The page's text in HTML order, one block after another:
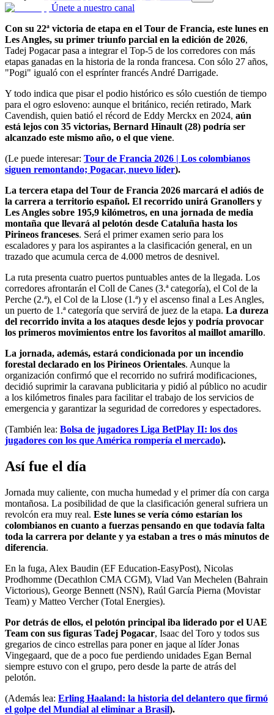
Únete a nuestro canal
Con su 22ª victoria de etapa en el Tour de Francia, este lunes en
Les Angles, su primer triunfo parcial en la edición de 2026,
Tadej Pogacar pasa a integrar el Top-5 de los corredores con más
etapas ganadas en la historia de la ronda francesa. Con sólo 27 años,
"Pogi" igualó con el esprínter francés André Darrigade.
Y todo indica que pisar el podio histórico es sólo cuestión de tiempo
para el ogro esloveno: aunque el británico, recién retirado, Mark
Cavendish, quien batió el récord de Eddy Merckx en 2024, aún
está lejos con 35 victorias, Bernard Hinault (28) podría ser
alcanzado este mismo año, o el que viene.
(Le puede interesar: Tour de Francia 2026 | Los colombianos
siguen remontando; Pogacar, nuevo líder).
La tercera etapa del Tour de Francia 2026 marcará el adiós de
la carrera a territorio español. El recorrido unirá Granollers y
Les Angles sobre 195,9 kilómetros, en una jornada de media
montaña que llevará al pelotón desde Cataluña hasta los
Pirineos franceses. Será el primer examen serio para los
escaladores y para los aspirantes a la clasificación general, en un
trazado que acumula cerca de 4.000 metros de desnivel.
La ruta presenta cuatro puertos puntuables antes de la llegada. Los
corredores afrontarán el Coll de Canes (3.ª categoría), el Col de la
Perche (2.ª), el Col de la Llose (1.ª) y el ascenso final a Les Angles,
un puerto de 1.ª categoría que servirá de juez de la etapa. La dureza
del recorrido invita a los ataques desde lejos y podría provocar
los primeros movimientos entre los favoritos al maillot amarillo.
La jornada, además, estará condicionada por un incendio
forestal declarado en los Pirineos Orientales. Aunque la
organización confirmó que el recorrido no sufrirá modificaciones,
decidió suprimir la caravana publicitaria y pidió al público no acudir
a los kilómetros finales para facilitar el trabajo de los servicios de
emergencia y garantizar la seguridad de corredores y espectadores.
(También lea: Bolsa de jugadores Liga BetPlay II: los dos
jugadores con los que América rompería el mercado).
Así fue el día
Jornada muy caliente, con mucha humedad y el primer día con carga
montañosa. La posibilidad de que la clasificación general sufriera un
revolcón era muy real. Este lunes se vería cómo estarían los
colombianos en cuanto a fuerzas pensando en que todavía falta
toda la carrera por delante y ya estaban a tres o más minutos de
diferencia.
En la fuga, Alex Baudin (EF Education-EasyPost), Nicolas
Prodhomme (Decathlon CMA CGM), Vlad Van Mechelen (Bahrain
Victorious), George Bennett (NSN), Raúl García Pierna (Movistar
Team) y Matteo Vercher (Total Energies).
Por detrás de ellos, el pelotón principal iba liderado por el UAE
Team con sus figuras Tadej Pogacar, Isaac del Toro y todos sus
gregarios de cinco estrellas para poner en jaque al líder Jonas
Vingegaard, que de a poco fue perdiendo unidades Egan Bernal
siempre estuvo con el grupo, pero desde la parte de atrás del
pelotón.
(Además lea: Erling Haaland: la historia del delantero que firmó
el golpe del Mundial al eliminar a Brasil).